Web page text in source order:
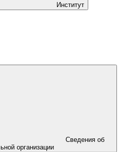
Институт
Сведения об
организации